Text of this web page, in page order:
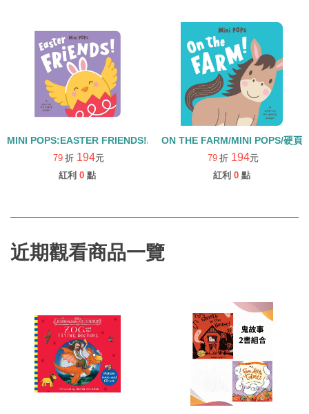
MINI POPS:EASTER FRIENDS!/硬頁立體操作書
79 折 194元
紅利 0 點
ON THE FARM/MINI POPS/硬頁
79 折 194元
紅利 0 點
近期觀看商品一覽